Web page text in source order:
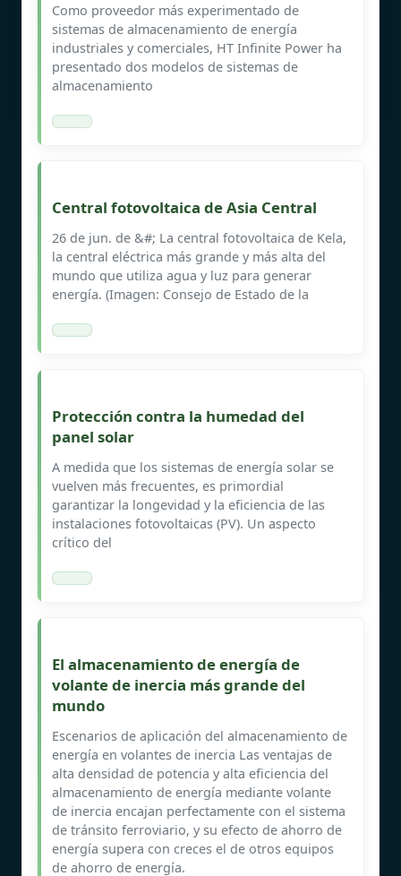
Como proveedor más experimentado de
sistemas de almacenamiento de energía
industriales y comerciales, HT Infinite Power ha
presentado dos modelos de sistemas de
almacenamiento
Central fotovoltaica de Asia Central
26 de jun. de &#; La central fotovoltaica de Kela,
la central eléctrica más grande y más alta del
mundo que utiliza agua y luz para generar
energía. (Imagen: Consejo de Estado de la
Protección contra la humedad del
panel solar
A medida que los sistemas de energía solar se
vuelven más frecuentes, es primordial
garantizar la longevidad y la eficiencia de las
instalaciones fotovoltaicas (PV). Un aspecto
crítico del
El almacenamiento de energía de
volante de inercia más grande del
mundo
Escenarios de aplicación del almacenamiento de
energía en volantes de inercia Las ventajas de
alta densidad de potencia y alta eficiencia del
almacenamiento de energía mediante volante
de inercia encajan perfectamente con el sistema
de tránsito ferroviario, y su efecto de ahorro de
energía supera con creces el de otros equipos
de ahorro de energía.